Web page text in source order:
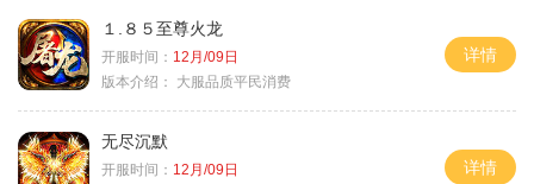
１.８５至尊火龙
开服时间： 12月/09日
版本介绍：
大服品质平民消费
详情
无尽沉默
开服时间： 12月/09日
详情